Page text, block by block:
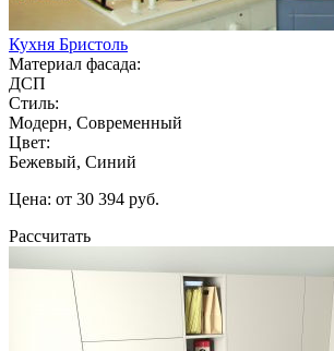
Кухня Бристоль
Материал фасада:
ДСП
Стиль:
Модерн, Современный
Цвет:
Бежевый, Синий
Цена: от 30 394 руб.
Рассчитать